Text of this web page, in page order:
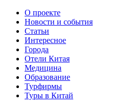
О проекте
Новости и события
Статьи
Интересное
Города
Отели Китая
Медицина
Образование
Турфирмы
Туры в Китай